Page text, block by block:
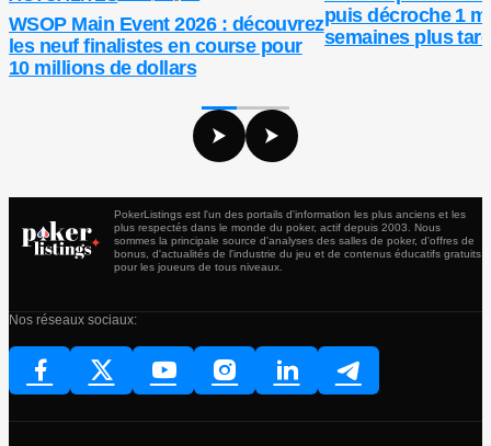
WSOP Main Event 2026 : découvrez
les neuf finalistes en course pour
10 millions de dollars
puis décroche 1
semaines plus
PokerListings est l'un des portails d'information les plus anciens et les
plus respectés dans le monde du poker, actif depuis 2003. Nous
sommes la principale source d'analyses des salles de poker, d'offres de
bonus, d'actualités de l'industrie du jeu et de contenus éducatifs gratuits
pour les joueurs de tous niveaux.
Nos réseaux sociaux: